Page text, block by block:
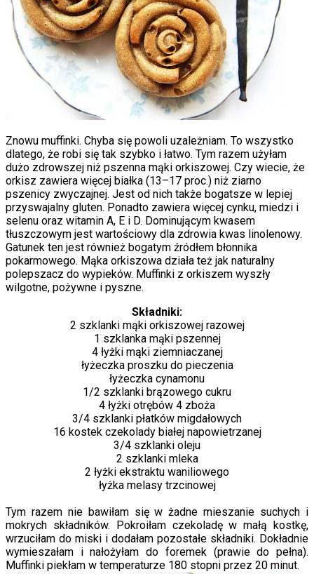
Znowu muffinki. Chyba się powoli uzależniam. To wszystko
dlatego, że robi się tak szybko i łatwo. Tym razem użyłam
dużo zdrowszej niż pszenna mąki orkiszowej. Czy wiecie, że
orkisz zawiera więcej białka (13–17 proc.) niż ziarno
pszenicy zwyczajnej. Jest od nich także bogatsze w lepiej
przyswajalny gluten. Ponadto zawiera więcej cynku, miedzi i
selenu oraz witamin A, E i D. Dominującym kwasem
tłuszczowym jest wartościowy dla zdrowia kwas linolenowy.
Gatunek ten jest również bogatym źródłem błonnika
pokarmowego. Mąka orkiszowa działa też jak naturalny
polepszacz do wypieków. Muffinki z orkiszem wyszły
wilgotne, pożywne i pyszne.
Składniki:
2 szklanki mąki orkiszowej razowej
1 szklanka mąki pszennej
4 łyżki mąki ziemniaczanej
łyżeczka proszku do pieczenia
łyżeczka cynamonu
1/2 szklanki brązowego cukru
4 łyżki otrębów 4 zboża
3/4 szklanki płatków migdałowych
16 kostek czekolady białej napowietrzanej
3/4 szklanki oleju
2 szklanki mleka
2 łyżki ekstraktu waniliowego
łyżka melasy trzcinowej
Tym razem nie bawiłam się w żadne mieszanie suchych i
mokrych składników. Pokroiłam czekoladę w małą kostkę,
wrzuciłam do miski i dodałam pozostałe składniki. Dokładnie
wymieszałam i nałożyłam do foremek (prawie do pełna).
Muffinki piekłam w temperaturze 180 stopni przez 20 minut.